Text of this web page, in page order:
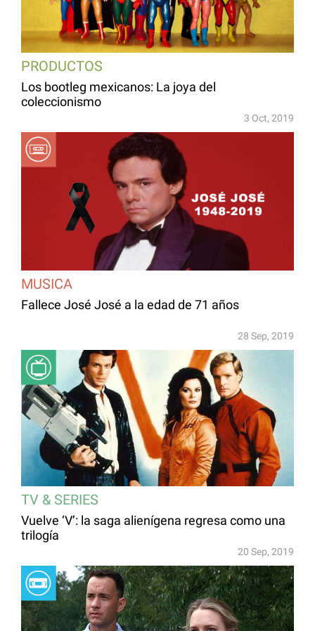
PRODUCTOS
Los bootleg mexicanos: La joya del
coleccionismo
3 Oct, 2019
MUSICA
Fallece José José a la edad de 71 años
28 Sep, 2019
TV & SERIES
Vuelve ‘V’: la saga alienígena regresa como una
trilogía
20 Sep, 2019